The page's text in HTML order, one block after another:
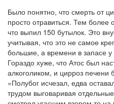
Было понятно, что смерть от
просто отравиться. Тем более
что выпил 150 бутылок. Это
учитывая, что это не самое
большие, а времени в запасе
Гораздо хуже, что Атос был
алкоголиком, и цирроз печени
«Полубог исчезал, едва
трудом выговаривая